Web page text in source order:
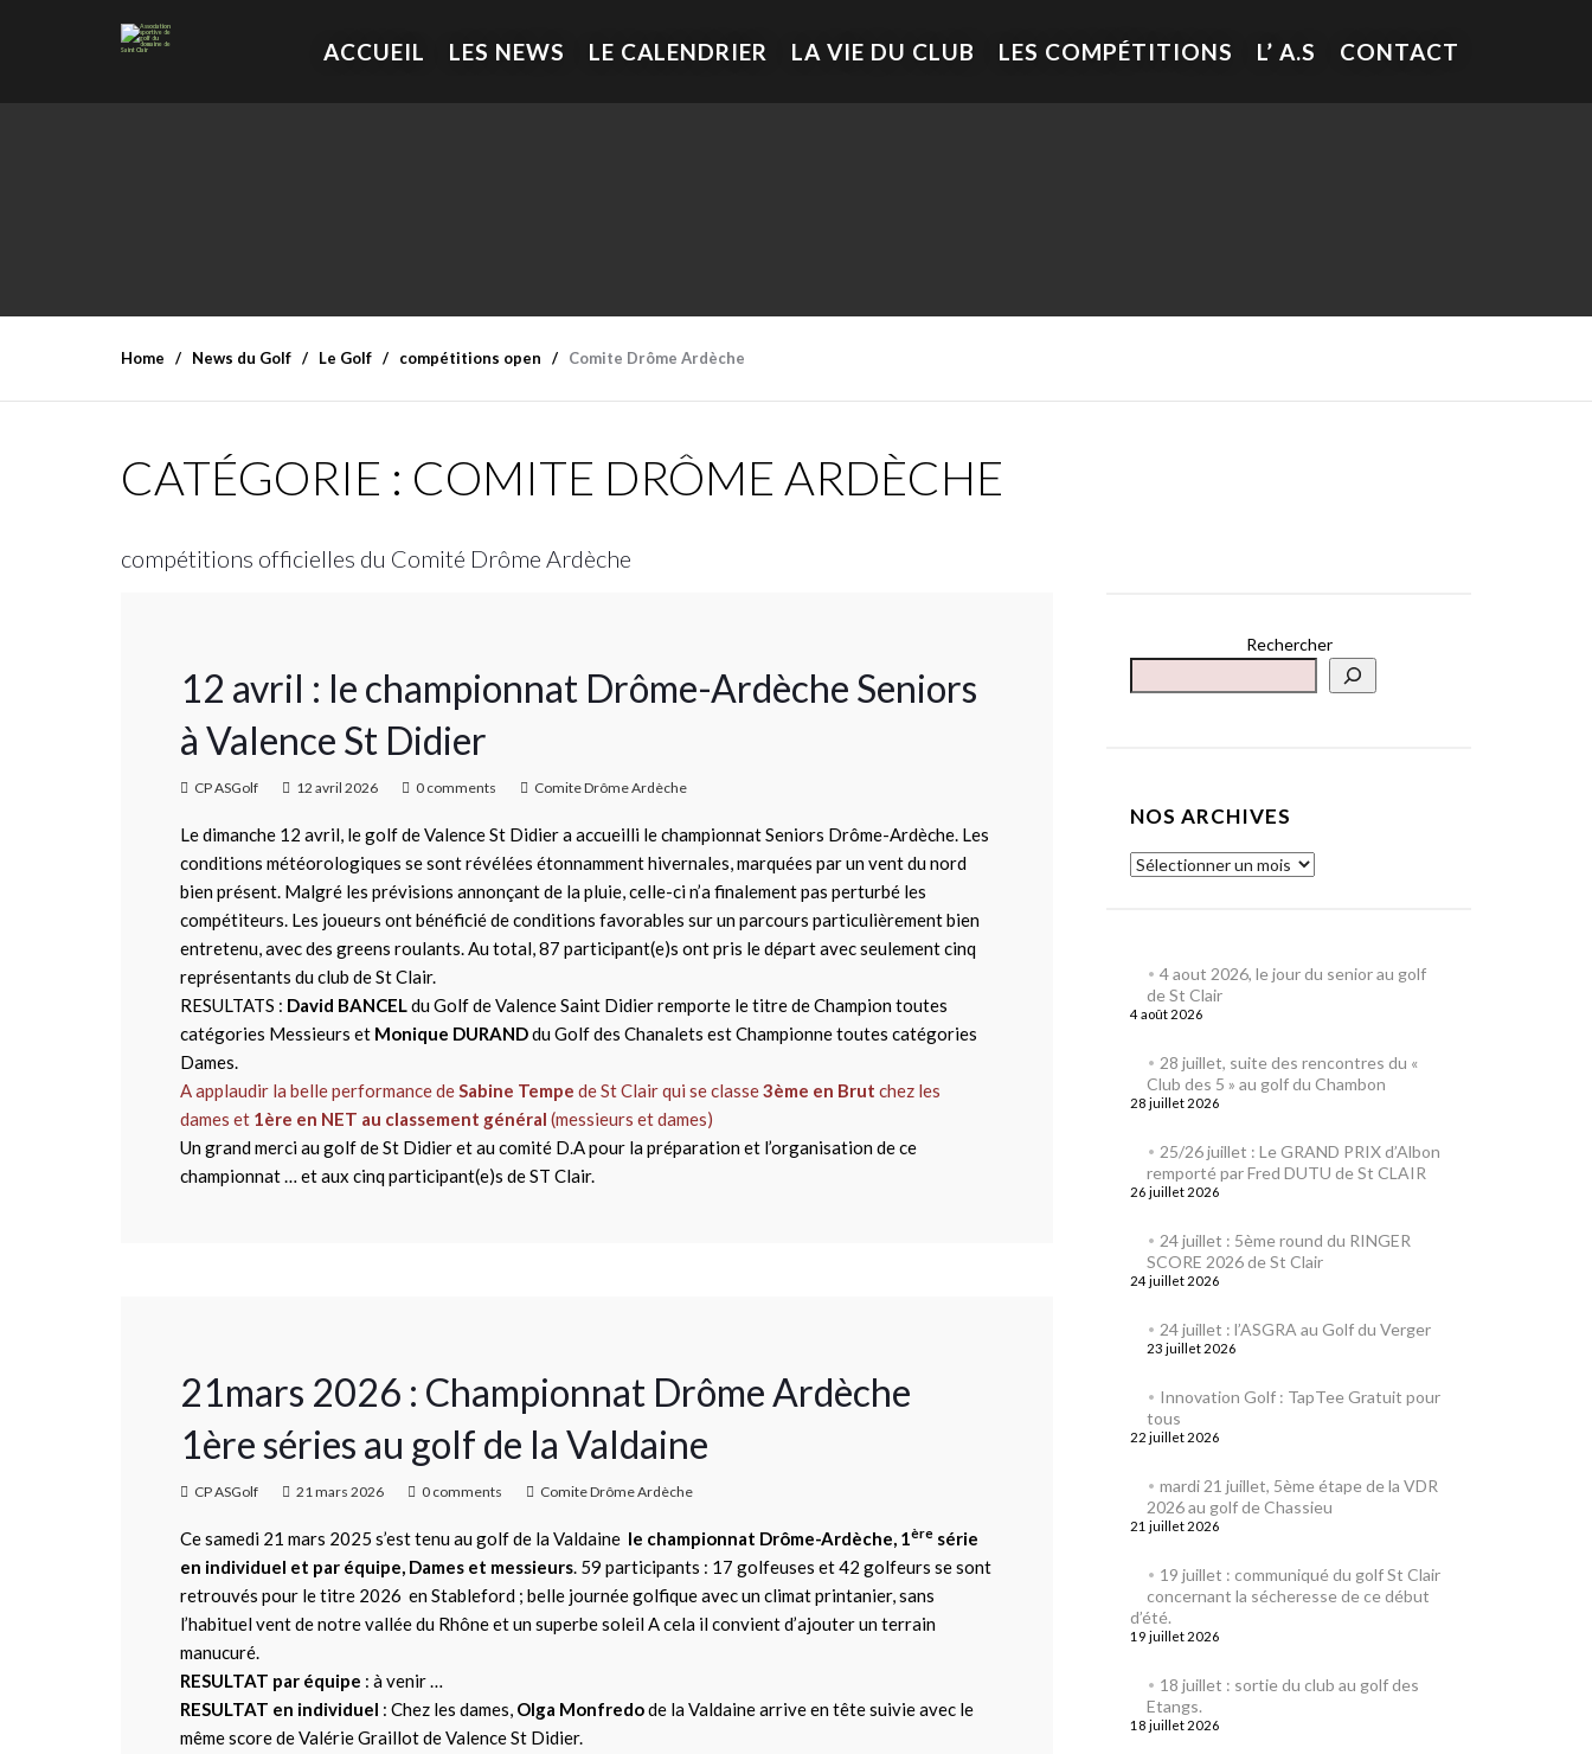
ACCUEIL LES NEWS LE CALENDRIER LA VIE DU CLUB LES COMPÉTITIONS L’ A.S CONTACT
Home News du Golf Le Golf compétitions open Comite Drôme Ardèche
CATÉGORIE : COMITE DRÔME ARDÈCHE
compétitions officielles du Comité Drôme Ardèche
12 avril : le championnat Drôme-Ardèche Seniors
à Valence St Didier
CP ASGolf 12 avril 2026 0 comments Comite Drôme Ardèche
Le dimanche 12 avril, le golf de Valence St Didier a accueilli le championnat Seniors Drôme-Ardèche. Les
conditions météorologiques se sont révélées étonnamment hivernales, marquées par un vent du nord
bien présent. Malgré les prévisions annonçant de la pluie, celle-ci n’a finalement pas perturbé les
compétiteurs. Les joueurs ont bénéficié de conditions favorables sur un parcours particulièrement bien
entretenu, avec des greens roulants. Au total, 87 participant(e)s ont pris le départ avec seulement cinq
représentants du club de St Clair.
RESULTATS : David BANCELdu Golf de Valence Saint Didier remporte le titre de Champion toutes
catégories Messieurs et Monique DURANDdu Golf des Chanalets est Championne toutes catégories
Dames.
A applaudir la belle performance deSabine Tempe de St Clair qui se classe3ème en Brut chez les
dames et 1ère en NET au classement général (messieurs et dames)
Un grand merci au golf de St Didier et au comité D.A pour la préparation et l’organisation de ce
championnat … et aux cinq participant(e)s de ST Clair.
21mars 2026 : Championnat Drôme Ardèche
1ère séries au golf de la Valdaine
CP ASGolf 21 mars 2026 0 comments Comite Drôme Ardèche
Ce samedi 21 mars 2025 s’est tenu au golf de la Valdaine le championnat Drôme-Ardèche, 1ère série
en individuel et par équipe, Dames et messieurs. 59 participants : 17 golfeuses et 42 golfeurs se sont
retrouvés pour le titre 2026 en Stableford ; belle journée golfique avec un climat printanier, sans
l’habituel vent de notre vallée du Rhône et un superbe soleil A cela il convient d’ajouter un terrain
manucuré.
RESULTAT par équipe : à venir …
RESULTAT en individuel : Chez les dames, Olga Monfredode la Valdaine arrive en tête suivie avec le
même score de Valérie Graillot de Valence St Didier.
Rechercher
NOS ARCHIVES
4 aout 2026, le jour du senior au golf
de St Clair
4 août 2026
28 juillet, suite des rencontres du «
Club des 5 » au golf du Chambon
28 juillet 2026
25/26 juillet : Le GRAND PRIX d’Albon
remporté par Fred DUTU de St CLAIR
26 juillet 2026
24 juillet : 5ème round du RINGER
SCORE 2026 de St Clair
24 juillet 2026
24 juillet : l’ASGRA au Golf du Verger
23 juillet 2026
Innovation Golf : TapTee Gratuit pour
tous
22 juillet 2026
mardi 21 juillet, 5ème étape de la VDR
2026 au golf de Chassieu
21 juillet 2026
19 juillet : communiqué du golf St Clair
concernant la sécheresse de ce début
d’été.
19 juillet 2026
18 juillet : sortie du club au golf des
Etangs.
18 juillet 2026